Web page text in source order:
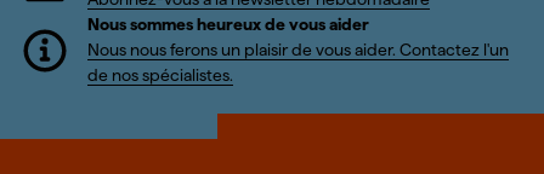
Nous sommes heureux de vous aider
Nous nous ferons un plaisir de vous aider. Contactez l'un
de nos spécialistes.